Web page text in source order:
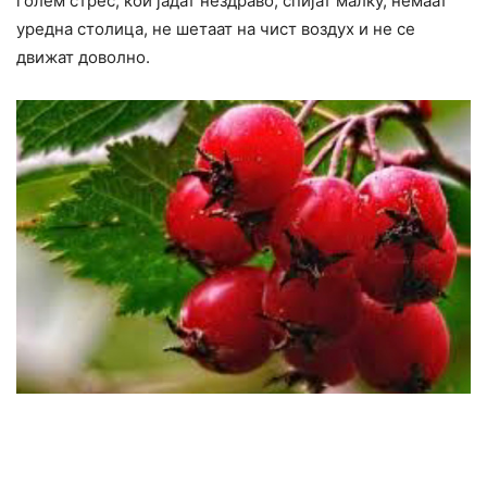
уредна столица, не шетаат на чист воздух и не се
движат доволно.